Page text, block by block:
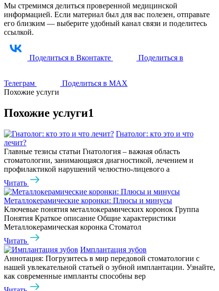
Мы стремимся делиться проверенной медицинской
информацией. Если материал был для вас полезен, отправьте
его близким — выберите удобный канал связи и поделитесь
ссылкой.
Поделиться в Вконтакте Поделиться в
Телеграм
Поделиться в МАХ
Похожие услуги
Похожие услуги1
Гнатолог: кто это и что
лечит?
Главные тезисы статьи Гнатология – важная область
стоматологии, занимающаяся диагностикой, лечением и
профилактикой нарушений челюстно-лицевого а
Читать
Металлокерамические коронки: Плюсы и минусы
Ключевые понятия металлокерамических коронок Группа
Понятия Краткое описание Общие характеристики
Металлокерамическая коронка Стоматол
Читать
Имплантация зубов
Аннотация: Погрузитесь в мир передовой стоматологии с
нашей увлекательной статьей о зубной имплантации. Узнайте,
как современные импланты способны вер